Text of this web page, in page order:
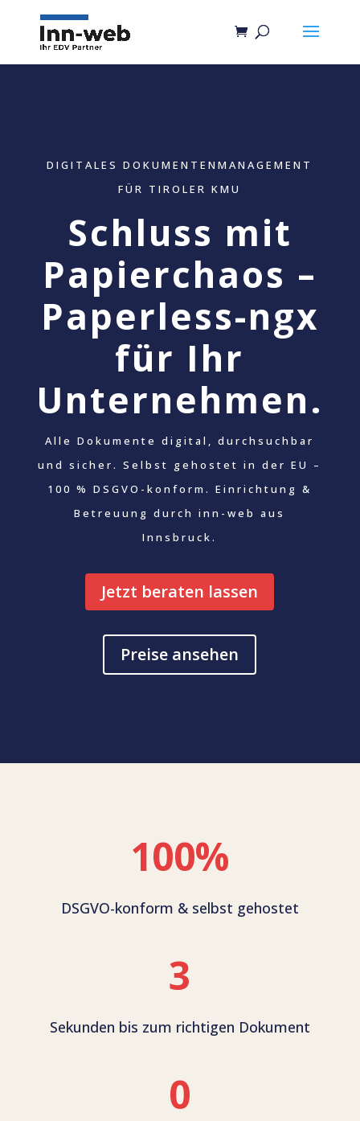
DIGITALES DOKUMENTENMANAGEMENT
FÜR TIROLER KMU
Schluss mit
Papierchaos –
Paperless-ngx
für Ihr
Unternehmen.
Alle Dokumente digital, durchsuchbar
und sicher. Selbst gehostet in der EU –
100 % DSGVO-konform. Einrichtung &
Betreuung durch inn-web aus
Innsbruck.
Jetzt beraten lassen
Preise ansehen
100%
DSGVO-konform & selbst gehostet
3
Sekunden bis zum richtigen Dokument
0